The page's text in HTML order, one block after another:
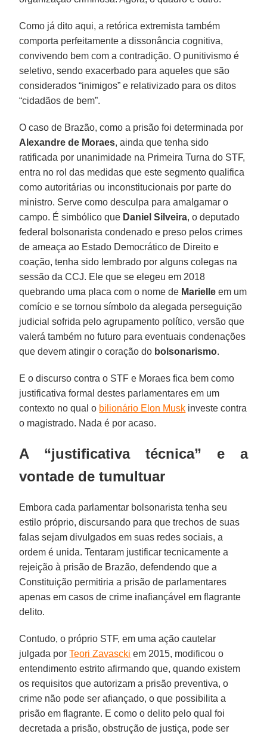
Como já dito aqui, a retórica extremista também
comporta perfeitamente a dissonância cognitiva,
convivendo bem com a contradição. O punitivismo é
seletivo, sendo exacerbado para aqueles que são
considerados “inimigos” e relativizado para os ditos
“cidadãos de bem”.
O caso de Brazão, como a prisão foi determinada por
Alexandre de Moraes, ainda que tenha sido
ratificada por unanimidade na Primeira Turna do STF,
entra no rol das medidas que este segmento qualifica
como autoritárias ou inconstitucionais por parte do
ministro. Serve como desculpa para amalgamar o
campo. É simbólico que Daniel Silveira, o deputado
federal bolsonarista condenado e preso pelos crimes
de ameaça ao Estado Democrático de Direito e
coação, tenha sido lembrado por alguns colegas na
sessão da CCJ. Ele que se elegeu em 2018
quebrando uma placa com o nome de Marielle em um
comício e se tornou símbolo da alegada perseguição
judicial sofrida pelo agrupamento político, versão que
valerá também no futuro para eventuais condenações
que devem atingir o coração do bolsonarismo.
E o discurso contra o STF e Moraes fica bem como
justificativa formal destes parlamentares em um
contexto no qual o bilionário Elon Musk investe contra
o magistrado. Nada é por acaso.
A “justificativa técnica” e a
vontade de tumultuar
Embora cada parlamentar bolsonarista tenha seu
estilo próprio, discursando para que trechos de suas
falas sejam divulgados em suas redes sociais, a
ordem é unida. Tentaram justificar tecnicamente a
rejeição à prisão de Brazão, defendendo que a
Constituição permitiria a prisão de parlamentares
apenas em casos de crime inafiançável em flagrante
delito.
Contudo, o próprio STF, em uma ação cautelar
julgada porTeori Zavascki em 2015, modificou o
entendimento estrito afirmando que, quando existem
os requisitos que autorizam a prisão preventiva, o
crime não pode ser afiançado, o que possibilita a
prisão em flagrante. E como o delito pelo qual foi
decretada a prisão, obstrução de justiça, pode ser